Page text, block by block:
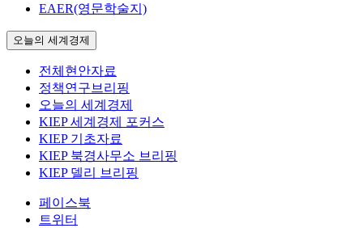
EAER(영문학술지)
오늘의 세계경제
전체현안자료
정책연구브리핑
오늘의 세계경제
KIEP 세계경제 포커스
KIEP 기초자료
KIEP 북경사무소 브리핑
KIEP 델리 브리핑
페이스북
트위터